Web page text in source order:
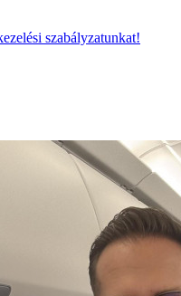
szabályzatunkat!